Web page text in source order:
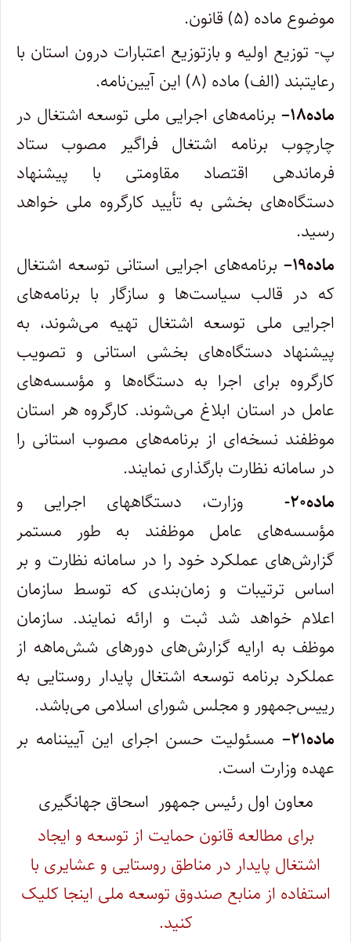
موضوع ماده (۵) قانون
.
پ- توزیع اولیه و بازتوزیع اعتبارات درون استان با
رعایتبند (الف) ماده (۸) این آیین‌نامه
.
ماده۱۸– برنامه‌های اجرایی ملی توسعه اشتغال در
چارچوب برنامه اشتغال فراگیر مصوب ستاد
فرماندهی اقتصاد مقاومتی با پیشنهاد
دستگاه‌های بخشی به تأیید کارگروه ملی خواهد
رسید.
ماده۱۹– برنامه‌های اجرایی استانی توسعه اشتغال
که در قالب سیاست‌ها و سازگار با برنامه‌های
اجرایی ملی توسعه اشتغال تهیه می‌شوند، به
پیشنهاد دستگاه‌های بخشی استانی و تصویب
کارگروه برای اجرا به دستگاه‌ها و مؤسسه‌های
عامل در استان ابلاغ می‌شوند. کارگروه هر استان
موظفند نسخه‌ای از برنامه‌های مصوب استانی را
در سامانه نظارت بارگذاری نمایند.
ماده۲۰-
وزارت، دستگاههای اجرایی و
مؤسسه‌های عامل موظفند به طور مستمر
گزارش‌های عملکرد خود را در سامانه نظارت و بر
اساس ترتیبات و زمان‌بندی که توسط سازمان
اعلام خواهد شد ثبت و ارائه نمایند. سازمان
موظف به ارایه گزارش‌های دورهای شش‌ماهه از
عملکرد برنامه توسعه اشتغال پایدار روستایی به
رییس‌جمهور و مجلس شورای اسلامی می‌باشد.
ماده۲۱– مسئولیت حسن اجرای این آییننامه بر
عهده وزارت است.
معاون اول رئیس جمهور اسحاق جهانگیری
برای مطالعه قانون حمایت از توسعه و ایجاد
اشتغال پایدار در مناطق روستایی و عشایری با
استفاده از منابع صندوق توسعه ملی اینجا کلیک
کنید.